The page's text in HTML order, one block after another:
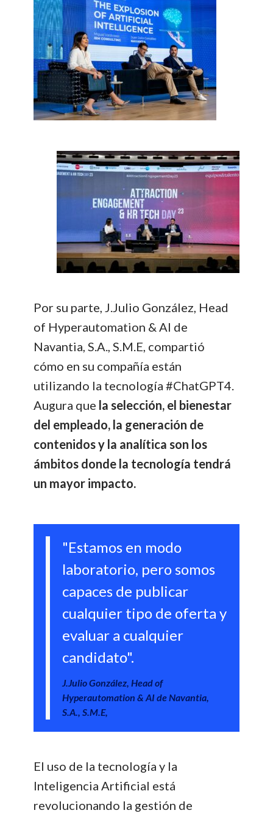
Por su parte, J.Julio González, Head
of Hyperautomation & AI de
Navantia, S.A., S.M.E, compartió
cómo en su compañía están
utilizando la tecnología #ChatGPT4.
Augura que la selección, el bienestar
del empleado, la generación de
contenidos y la analítica son los
ámbitos donde la tecnología tendrá
un mayor impacto.
"Estamos en modo
laboratorio, pero somos
capaces de publicar
cualquier tipo de oferta y
evaluar a cualquier
candidato".
J.Julio González, Head of
Hyperautomation & AI de Navantia,
S.A., S.M.E,
El uso de la tecnología y la
Inteligencia Artificial está
revolucionando la gestión de